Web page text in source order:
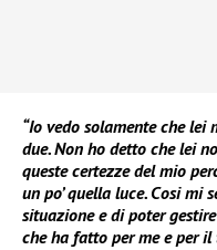
“Io vedo solamente che
due. Non ho detto che lei
queste certezze del mio
un po’ quella luce. Cosi mi
situazione e di poter
che ha fatto per me e per il